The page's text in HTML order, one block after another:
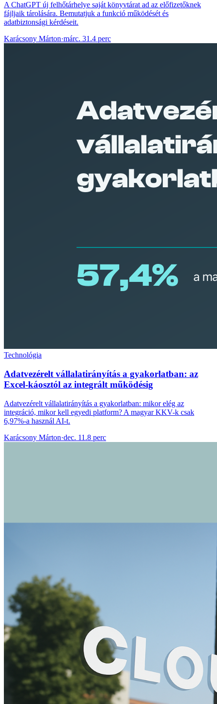
A ChatGPT új felhőtárhelye saját könyvtárat ad az előfizetőknek
fájljaik tárolására. Bemutatjuk a funkció működését és
adatbiztonsági kérdéseit.
Karácsony Márton·márc. 31.4 perc
Technológia
Adatvezérelt vállalatirányítás a gyakorlatban: az
Excel-káosztól az integrált működésig
Adatvezérelt vállalatirányítás a gyakorlatban: mikor elég az
integráció, mikor kell egyedi platform? A magyar KKV-k csak
6,97%-a használ AI-t.
Karácsony Márton·dec. 11.8 perc